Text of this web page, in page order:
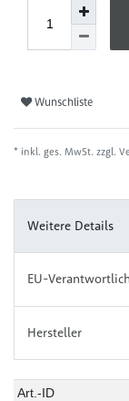
Wunschliste
* inkl. ges. MwSt. zzgl.
Weitere Details
EU-
Hersteller
Art.-ID